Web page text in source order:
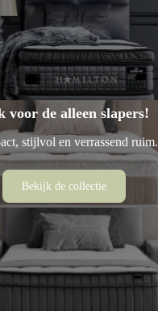
voor de alleen slapers!
stijlvol en verrassend ruim.
Bekijk de collectie